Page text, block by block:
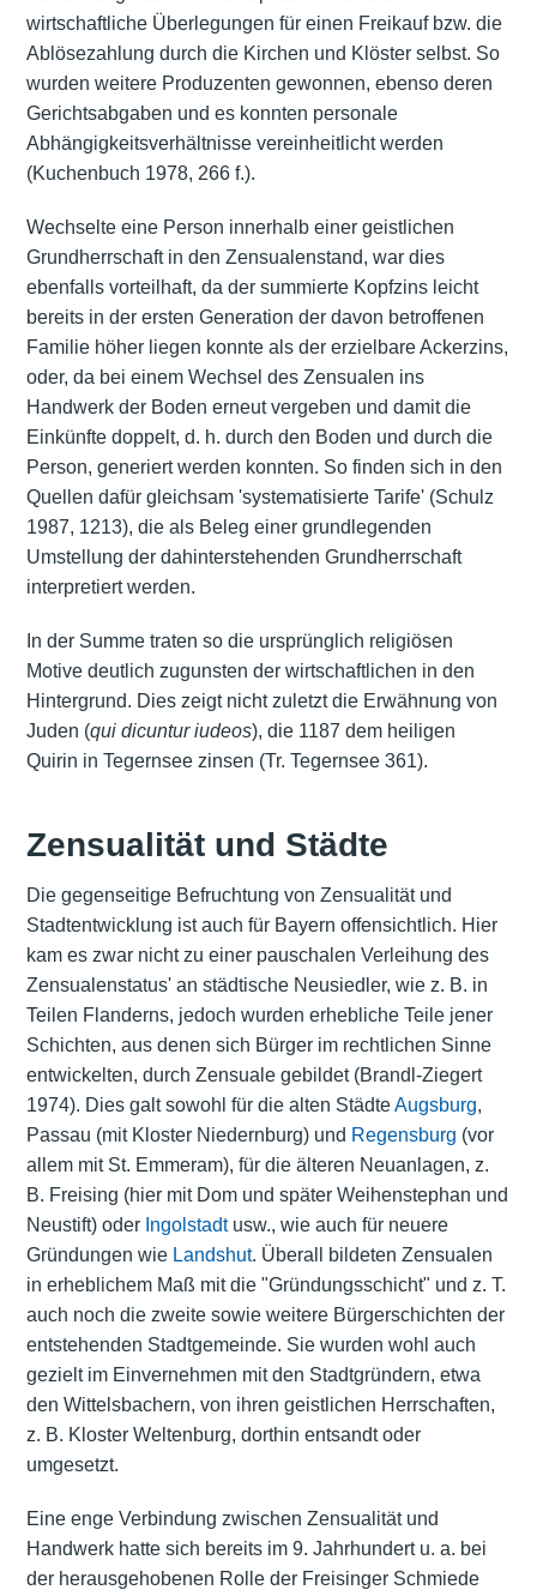
wirtschaftliche Überlegungen für einen Freikauf bzw. die
Ablösezahlung durch die Kirchen und Klöster selbst. So
wurden weitere Produzenten gewonnen, ebenso deren
Gerichtsabgaben und es konnten personale
Abhängigkeitsverhältnisse vereinheitlicht werden
(Kuchenbuch 1978, 266 f.).
Wechselte eine Person innerhalb einer geistlichen
Grundherrschaft in den Zensualenstand, war dies
ebenfalls vorteilhaft, da der summierte Kopfzins leicht
bereits in der ersten Generation der davon betroffenen
Familie höher liegen konnte als der erzielbare Ackerzins,
oder, da bei einem Wechsel des Zensualen ins
Handwerk der Boden erneut vergeben und damit die
Einkünfte doppelt, d. h. durch den Boden und durch die
Person, generiert werden konnten. So finden sich in den
Quellen dafür gleichsam 'systematisierte Tarife' (Schulz
1987, 1213), die als Beleg einer grundlegenden
Umstellung der dahinterstehenden Grundherrschaft
interpretiert werden.
In der Summe traten so die ursprünglich religiösen
Motive deutlich zugunsten der wirtschaftlichen in den
Hintergrund. Dies zeigt nicht zuletzt die Erwähnung von
Juden (qui dicuntur iudeos), die 1187 dem heiligen
Quirin in Tegernsee zinsen (Tr. Tegernsee 361).
Zensualität und Städte
Die gegenseitige Befruchtung von Zensualität und
Stadtentwicklung ist auch für Bayern offensichtlich. Hier
kam es zwar nicht zu einer pauschalen Verleihung des
Zensualenstatus' an städtische Neusiedler, wie z. B. in
Teilen Flanderns, jedoch wurden erhebliche Teile jener
Schichten, aus denen sich Bürger im rechtlichen Sinne
entwickelten, durch Zensuale gebildet (Brandl-Ziegert
1974). Dies galt sowohl für die alten StädteAugsburg,
Passau (mit Kloster Niedernburg) und Regensburg (vor
allem mit St. Emmeram), für die älteren Neuanlagen, z.
B. Freising (hier mit Dom und später Weihenstephan und
Neustift) oder Ingolstadtusw., wie auch für neuere
Gründungen wie Landshut. Überall bildeten Zensualen
in erheblichem Maß mit die "Gründungsschicht" und z. T.
auch noch die zweite sowie weitere Bürgerschichten der
entstehenden Stadtgemeinde. Sie wurden wohl auch
gezielt im Einvernehmen mit den Stadtgründern, etwa
den Wittelsbachern, von ihren geistlichen Herrschaften,
z. B. Kloster Weltenburg, dorthin entsandt oder
umgesetzt.
Eine enge Verbindung zwischen Zensualität und
Handwerk hatte sich bereits im 9. Jahrhundert u. a. bei
der herausgehobenen Rolle der Freisinger Schmiede